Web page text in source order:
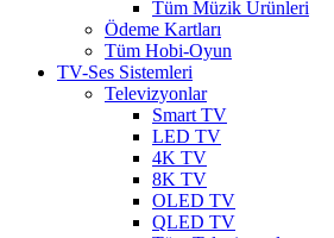
Tüm Müzik Ürünleri
Ödeme Kartları
Tüm Hobi-Oyun
TV-Ses Sistemleri
Televizyonlar
Smart TV
LED TV
4K TV
8K TV
OLED TV
QLED TV